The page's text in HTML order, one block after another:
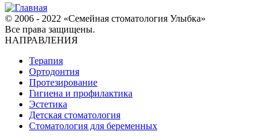
© 2006 - 2022 «Семейная стоматология Улыбка»
Все права защищены.
НАПРАВЛЕНИЯ
Терапия
Ортодонтия
Протезирование
Гигиена и профилактика
Эстетика
Детская стоматология
Стоматология для беременных